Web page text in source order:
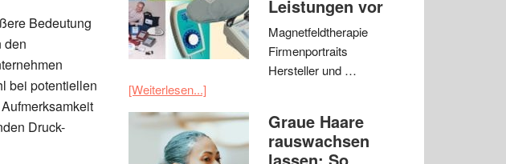
Bedeutung
den
bei potentiellen
Druck-
Leistungen vor
Magnetfeldtherapie
Firmenportraits
Hersteller und …
[Weiterlesen...]
Graue Haare
rauswachsen